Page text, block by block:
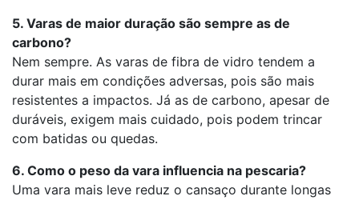
5. Varas de maior duração são sempre as de
carbono?
Nem sempre. As varas de fibra de vidro tendem a
durar mais em condições adversas, pois são mais
resistentes a impactos. Já as de carbono, apesar de
duráveis, exigem mais cuidado, pois podem trincar
com batidas ou quedas.
6. Como o peso da vara influencia na pescaria?
Uma vara mais leve reduz o cansaço durante longas